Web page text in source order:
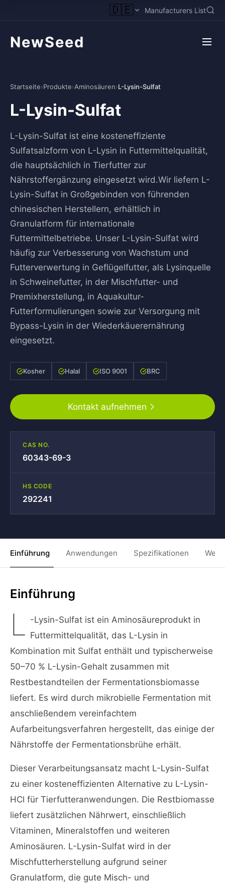
🇩🇪 Manufacturers List
NewSeed
Startseite›Produkte›Aminosäuren›L-Lysin-Sulfat
L-Lysin-Sulfat
L-Lysin-Sulfat ist eine kosteneffiziente
Sulfatsalzform von L-Lysin in Futtermittelqualität,
die hauptsächlich in Tierfutter zur
Nährstoffergänzung eingesetzt wird.Wir liefern L-
Lysin-Sulfat in Großgebinden von führenden
chinesischen Herstellern, erhältlich in
Granulatform für internationale
Futtermittelbetriebe. Unser L-Lysin-Sulfat wird
häufig zur Verbesserung von Wachstum und
Futterverwertung in Geflügelfutter, als Lysinquelle
in Schweinefutter, in der Mischfutter- und
Premixherstellung, in Aquakultur-
Futterformulierungen sowie zur Versorgung mit
Bypass-Lysin in der Wiederkäuerernährung
eingesetzt.
Kosher Halal ISO 9001 BRC
Kontakt aufnehmen
CAS NO.
60343-69-3
HS CODE
292241
Einführung Anwendungen Spezifikationen
Einführung
L -Lysin-Sulfat ist ein Aminosäureprodukt in
Futtermittelqualität, das L-Lysin in
Kombination mit Sulfat enthält und typischerweise
50–70 % L-Lysin-Gehalt zusammen mit
Restbestandteilen der Fermentationsbiomasse
liefert. Es wird durch mikrobielle Fermentation mit
anschließendem vereinfachtem
Aufarbeitungsverfahren hergestellt, das einige der
Nährstoffe der Fermentationsbrühe erhält.
Dieser Verarbeitungsansatz macht L-Lysin-Sulfat
zu einer kosteneffizienten Alternative zu L-Lysin-
HCl für Tierfutteranwendungen. Die Restbiomasse
liefert zusätzlichen Nährwert, einschließlich
Vitaminen, Mineralstoffen und weiteren
Aminosäuren. L-Lysin-Sulfat wird in der
Mischfutterherstellung aufgrund seiner
Granulatform, die gute Misch- und